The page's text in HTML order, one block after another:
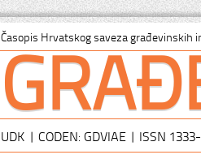
Časopis Hrvatskog saveza građevinskih
UDK | CODEN: GDVIAE | ISSN